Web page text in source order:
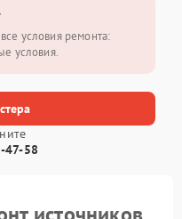
47-58
условия ремонта:
условия.